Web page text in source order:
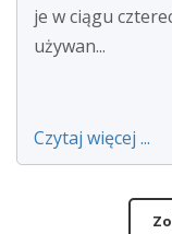
je w ciągu
używan...
Czytaj więcej ...